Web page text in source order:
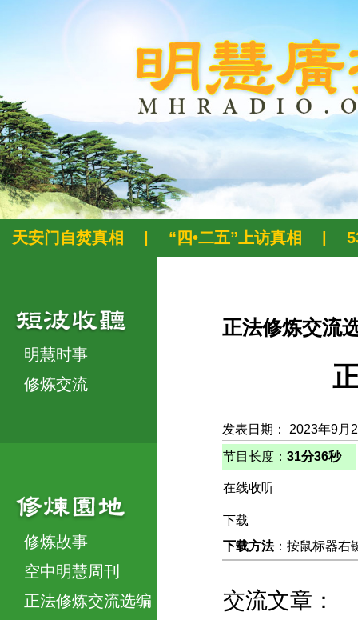
天安门自焚真相 “四•二五”上访真相
明慧时事
修炼交流
修炼故事
空中明慧周刊
正法修炼交流选编
正法修炼交流
发表日期： 2023年9月
节目长度： 31分36秒
在线收听
下载
下载方法：按鼠标器右
交流文章：